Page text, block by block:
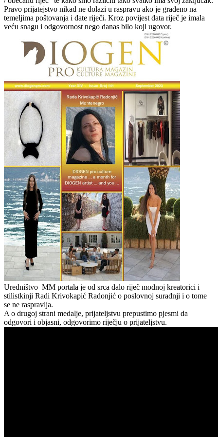
Pravo prijatejstvo nikad ne dolazi u raspravu ako je građeno na
temeljima poštovanja i date riječi. Kroz povijest data riječ je imala
veću snagu i odgovornost nego danas bilo koji ugovor.
Uredništvo MM portala je od srca dalo riječ modnoj kreatorici i
stilistkinji Radi Krivokapić Radonjić o poslovnoj suradnji i o tome
se ne raspravlja.
A o drugoj strani medalje, prijateljstvu prepustimo pjesmi da
odgovori i objasni, odgovorimo riječju o prijateljstvu.